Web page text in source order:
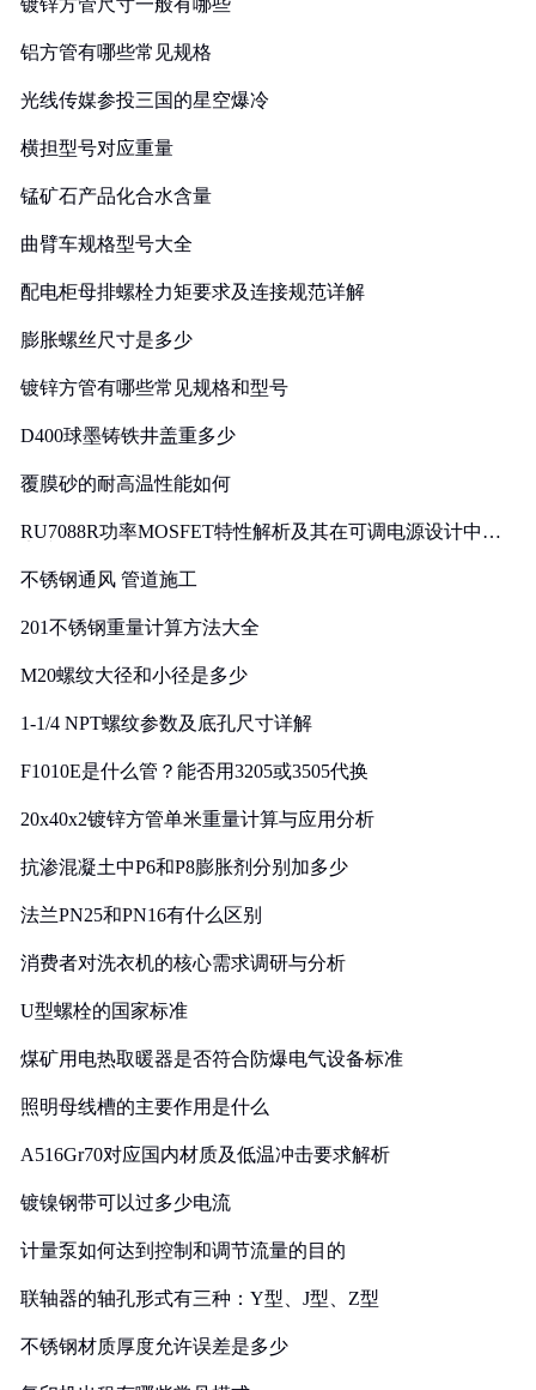
镀锌方管尺寸一般有哪些
铝方管有哪些常见规格
光线传媒参投三国的星空爆冷
横担型号对应重量
锰矿石产品化合水含量
曲臂车规格型号大全
配电柜母排螺栓力矩要求及连接规范详解
膨胀螺丝尺寸是多少
镀锌方管有哪些常见规格和型号
D400球墨铸铁井盖重多少
覆膜砂的耐高温性能如何
RU7088R功率MOSFET特性解析及其在可调电源设计中的
不锈钢通风 管道施工
201不锈钢重量计算方法大全
M20螺纹大径和小径是多少
1-1/4 NPT螺纹参数及底孔尺寸详解
F1010E是什么管？能否用3205或3505代换
20x40x2镀锌方管单米重量计算与应用分析
抗渗混凝土中P6和P8膨胀剂分别加多少
法兰PN25和PN16有什么区别
消费者对洗衣机的核心需求调研与分析
U型螺栓的国家标准
煤矿用电热取暖器是否符合防爆电气设备标准
照明母线槽的主要作用是什么
A516Gr70对应国内材质及低温冲击要求解析
镀镍钢带可以过多少电流
计量泵如何达到控制和调节流量的目的
联轴器的轴孔形式有三种：Y型、J型、Z型
不锈钢材质厚度允许误差是多少